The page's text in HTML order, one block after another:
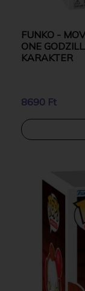
FUNKO -
ONE
KARAKTER
8690 Ft